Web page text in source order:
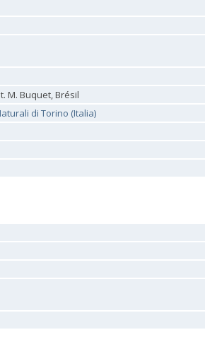
M. Buquet, Brésil
di Torino (Italia)